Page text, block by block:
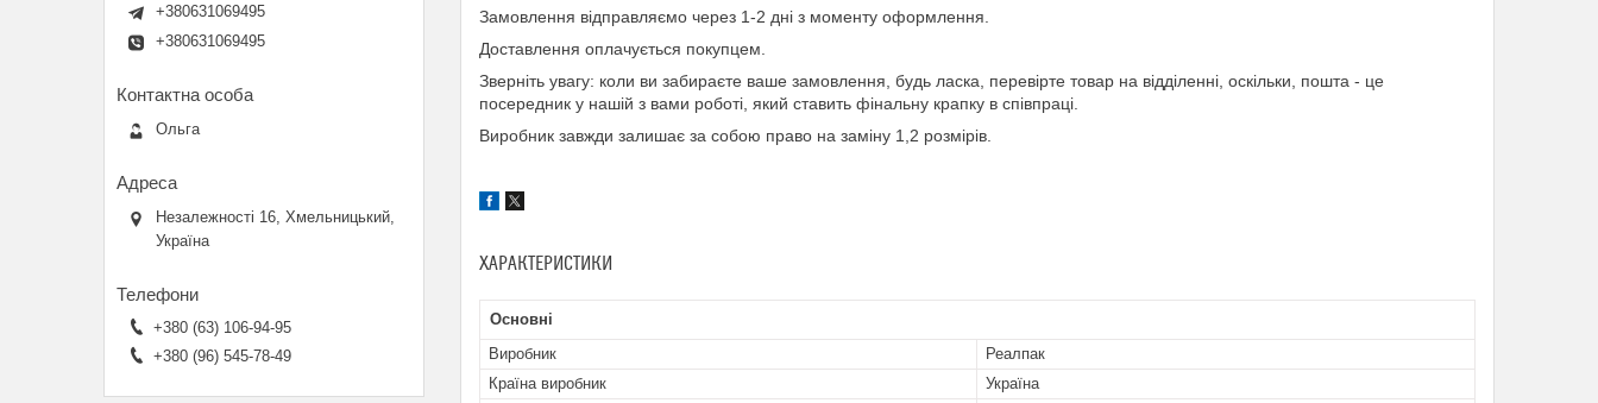
Замовлення відправляємо через 1-2 дні з моменту оформлення.
Доставлення оплачується покупцем.
Зверніть увагу: коли ви забираєте ваше замовлення, будь ласка, перевірте товар на відділенні, оскільки, пошта - це
посередник у нашій з вами роботі, який ставить фінальну крапку в співпраці.
Виробник завжди залишає за собою право на заміну 1,2 розмірів.
ХАРАКТЕРИСТИКИ
Основні
Виробник
Реалпак
Країна виробник
Україна
+380631069495
+380631069495
Ольга
Незалежності 16, Хмельницький,
Україна
+380 (63) 106-94-95
+380 (96) 545-78-49